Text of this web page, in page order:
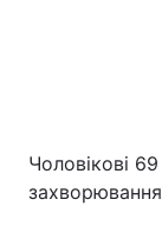
Чоловікові